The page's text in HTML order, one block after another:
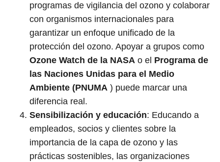
programas de vigilancia del ozono y colaborar
con organismos internacionales para
garantizar un enfoque unificado de la
protección del ozono. Apoyar a grupos como
Ozone Watch de la NASA o el Programa de
las Naciones Unidas para el Medio
Ambiente (PNUMA ) puede marcar una
diferencia real.
Sensibilización y educación: Educando a
empleados, socios y clientes sobre la
importancia de la capa de ozono y las
prácticas sostenibles, las organizaciones